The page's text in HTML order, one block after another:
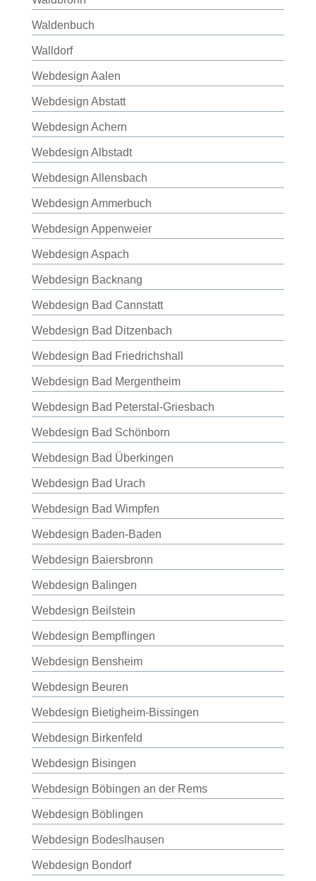
Waldenbuch
Walldorf
Webdesign Aalen
Webdesign Abstatt
Webdesign Achern
Webdesign Albstadt
Webdesign Allensbach
Webdesign Ammerbuch
Webdesign Appenweier
Webdesign Aspach
Webdesign Backnang
Webdesign Bad Cannstatt
Webdesign Bad Ditzenbach
Webdesign Bad Friedrichshall
Webdesign Bad Mergentheim
Webdesign Bad Peterstal-Griesbach
Webdesign Bad Schönborn
Webdesign Bad Überkingen
Webdesign Bad Urach
Webdesign Bad Wimpfen
Webdesign Baden-Baden
Webdesign Baiersbronn
Webdesign Balingen
Webdesign Beilstein
Webdesign Bempflingen
Webdesign Bensheim
Webdesign Beuren
Webdesign Bietigheim-Bissingen
Webdesign Birkenfeld
Webdesign Bisingen
Webdesign Böbingen an der Rems
Webdesign Böblingen
Webdesign Bodeslhausen
Webdesign Bondorf